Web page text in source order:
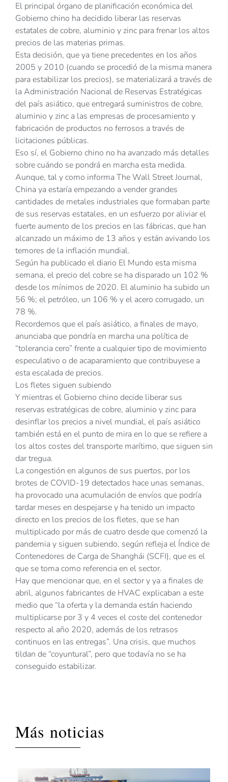
El principal órgano de planificación económica del
Gobierno chino ha decidido liberar las reservas
estatales de cobre, aluminio y zinc para frenar los altos
precios de las materias primas.
Esta decisión, que ya tiene precedentes en los años
2005 y 2010 (cuando se procedió de la misma manera
para estabilizar los precios), se materializará a través de
la Administración Nacional de Reservas Estratégicas
del país asiático, que entregará suministros de cobre,
aluminio y zinc a las empresas de procesamiento y
fabricación de productos no ferrosos a través de
licitaciones públicas.
Eso sí, el Gobierno chino no ha avanzado más detalles
sobre cuándo se pondrá en marcha esta medida.
Aunque, tal y como informa The Wall Street Journal,
China ya estaría empezando a vender grandes
cantidades de metales industriales que formaban parte
de sus reservas estatales, en un esfuerzo por aliviar el
fuerte aumento de los precios en las fábricas, que han
alcanzado un máximo de 13 años y están avivando los
temores de la inflación mundial.
Según ha publicado el diario El Mundo esta misma
semana, el precio del cobre se ha disparado un 102 %
desde los mínimos de 2020. El aluminio ha subido un
56 %; el petróleo, un 106 % y el acero corrugado, un
78 %.
Recordemos que el país asiático, a finales de mayo,
anunciaba que pondría en marcha una política de
“tolerancia cero” frente a cualquier tipo de movimiento
especulativo o de acaparamiento que contribuyese a
esta escalada de precios.
Los fletes siguen subiendo
Y mientras el Gobierno chino decide liberar sus
reservas estratégicas de cobre, aluminio y zinc para
desinflar los precios a nivel mundial, el país asiático
también está en el punto de mira en lo que se refiere a
los altos costes del transporte marítimo, que siguen sin
dar tregua.
La congestión en algunos de sus puertos, por los
brotes de COVID-19 detectados hace unas semanas,
ha provocado una acumulación de envíos que podría
tardar meses en despejarse y ha tenido un impacto
directo en los precios de los fletes, que se han
multiplicado por más de cuatro desde que comenzó la
pandemia y siguen subiendo, según refleja el Índice de
Contenedores de Carga de Shanghái (SCFI), que es el
que se toma como referencia en el sector.
Hay que mencionar que, en el sector y ya a finales de
abril, algunos fabricantes de HVAC explicaban a este
medio que “la oferta y la demanda están haciendo
multiplicarse por 3 y 4 veces el coste del contenedor
respecto al año 2020, además de los retrasos
continuos en las entregas”. Una crisis, que muchos
tildan de “coyuntural”, pero que todavía no se ha
conseguido estabilizar.
Más noticias